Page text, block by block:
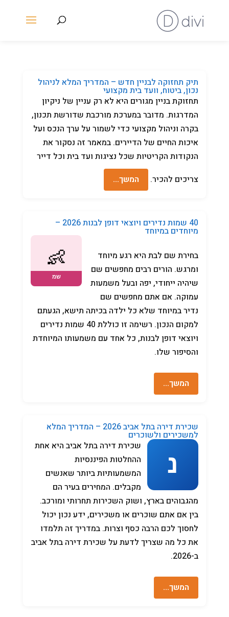
תיק תחזוקה לבניין חדש – המדריך המלא לניהול
נכון, ביטוח, וועד בית מקצועי
תחזוקת בניין מגורים היא לא רק עניין של ניקיון
המדרגות. מדובר במערכת מורכבת שדורשת תכנון,
בקרה וניהול מקצועי כדי לשמור על ערך הנכס ועל
איכות החיים של הדיירים. במאמר זה נסקור את
הנקודות הקריטיות שכל נציגות ועד בית וכל דייר
צריכים להכיר.
המשך…
40 שמות נדירים ויוצאי דופן לבנות 2026 –
מיוחדים במיוחד
בחירת שם לבת היא רגע מיוחד
ומרגש. הורים רבים מחפשים שם
שיהיה ייחודי, יפה ובעל משמעות
עמוקה. אם אתם מחפשים שם
נדיר במיוחד שלא כל ילדה בכיתה תישא, הגעתם
למקום הנכון. רשימה זו כוללת 40 שמות נדירים
ויוצאי דופן לבנות, כל אחד עם משמעותו המיוחדת
והסיפור שלו.
המשך…
שכירת דירה בתל אביב 2026 – המדריך המלא
למשכירים ולשוכרים
שכירת דירה בתל אביב היא אחת
ההחלטות הפיננסיות
המשמעותיות ביותר שאנשים
מקבלים. המחירים בעיר הם
מהגבוהים בארץ, ושוק השכירות תחרותי ומורכב.
בין אם אתם שוכרים או משכירים, ידע נכון יכול
לחסוך לכם הרבה כסף וצרות. במדריך זה תלמדו
את כל מה שצריך לדעת על שכירת דירה בתל אביב
ב-2026.
המשך…